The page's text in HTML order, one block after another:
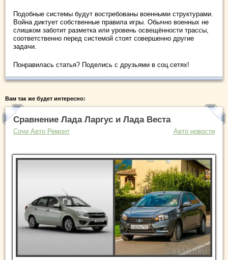
Подобные системы будут востребованы военными структурами.
Война диктует собственные правила игры. Обычно военных не
слишком заботит разметка или уровень освещённости трассы,
соответственно перед системой стоят совершенно другие
задачи.
Понравилась статья? Поделись с друзьями в соц.сетях!
Вам так же будет интересно:
Сравнение Лада Ларгус и Лада Веста
Сочи Авто Ремонт Авто новости